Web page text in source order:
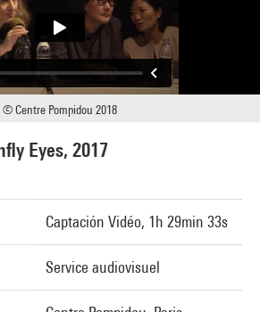
Eyes, 2017
Captación Vidéo, 1h 29min 33s
Service audiovisuel
© Centre Pompidou 2018